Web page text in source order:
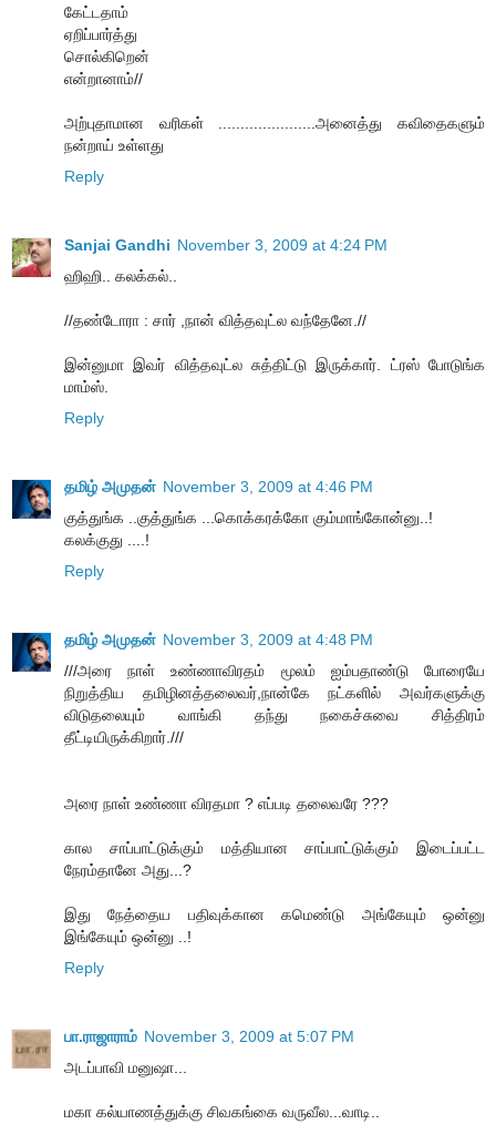
கேட்டதாம்
ஏறிப்பார்த்து
சொல்கிறென்
என்றானாம்//
அற்புதாமான வரிகள் ......................அனைத்து கவிதைகளும்
நன்றாய் உள்ளது
Reply
Sanjai Gandhi November 3, 2009 at 4:24 PM
ஹிஹி.. கலக்கல்..
//தண்டோரா : சார் ,நான் வித்தவுட்ல வந்தேனே.//
இன்னுமா இவர் வித்தவுட்ல சுத்திட்டு இருக்கார். ட்ரஸ் போடுங்க
மாம்ஸ்.
Reply
தமிழ் அமுதன் November 3, 2009 at 4:46 PM
குத்துங்க ..குத்துங்க ...கொக்கரக்கோ கும்மாங்கோன்னு..!
கலக்குது ....!
Reply
தமிழ் அமுதன் November 3, 2009 at 4:48 PM
///அரை நாள் உண்ணாவிரதம் மூலம் ஐம்பதாண்டு போரையே
நிறுத்திய தமிழினத்தலைவர்,நான்கே நட்களில் அவர்களுக்கு
விடுதலையும் வாங்கி தந்து நகைச்சுவை சித்திரம்
தீட்டியிருக்கிறார்.///
அரை நாள் உண்ணா விரதமா ? எப்படி தலைவரே ???
கால சாப்பாட்டுக்கும் மத்தியான சாப்பாட்டுக்கும் இடைப்பட்ட
நேரம்தானே அது...?
இது நேத்தைய பதிவுக்கான கமெண்டு அங்கேயும் ஒன்னு
இங்கேயும் ஒன்னு ..!
Reply
பா.ராஜாராம் November 3, 2009 at 5:07 PM
அடப்பாவி மனுஷா...
மகா கல்யாணத்துக்கு சிவகங்கை வருவீல...வாடி..